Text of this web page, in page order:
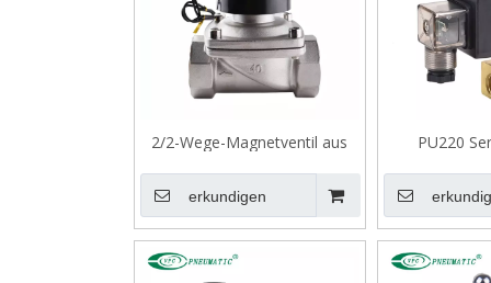
2/2-Wege-Magnetventil aus
erkundigen
PU220